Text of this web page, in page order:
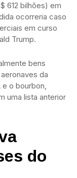
612 bilhões) em
ocorreria caso
em curso
Trump.
bens
da
o bourbon,
uma lista anterior
do